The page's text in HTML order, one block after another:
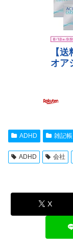
ADHD 雑記帳
ADHD 会社
X